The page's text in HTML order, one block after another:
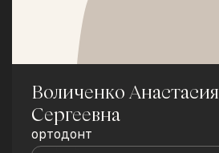
Воличенко Анастасия
Сергеевна
ортодонт